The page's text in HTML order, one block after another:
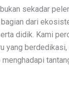
sekadar
dari
didik. Kami
yang